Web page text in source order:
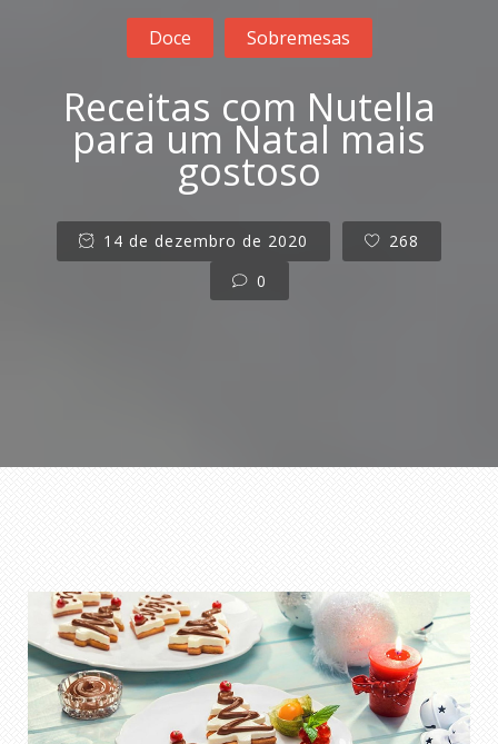
Doce Sobremesas
Receitas com Nutella
para um Natal mais
gostoso
14 de dezembro de 2020
268
0